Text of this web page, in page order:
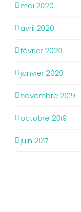
mai 2020
avril 2020
février 2020
janvier 2020
novembre 2019
octobre 2019
juin 2017